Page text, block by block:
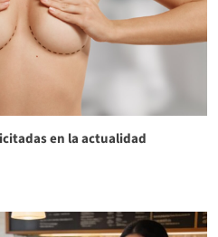
en la actualidad